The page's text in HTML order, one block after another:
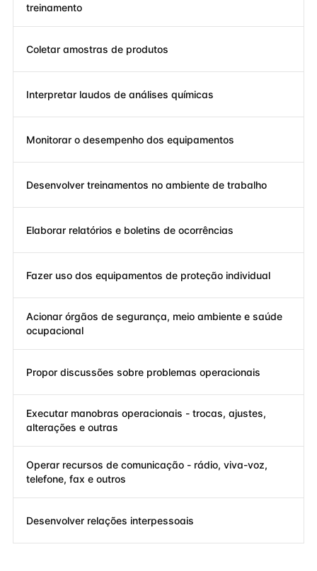
treinamento
Coletar amostras de produtos
Interpretar laudos de análises químicas
Monitorar o desempenho dos equipamentos
Desenvolver treinamentos no ambiente de trabalho
Elaborar relatórios e boletins de ocorrências
Fazer uso dos equipamentos de proteção individual
Acionar órgãos de segurança, meio ambiente e saúde
ocupacional
Propor discussões sobre problemas operacionais
Executar manobras operacionais - trocas, ajustes,
alterações e outras
Operar recursos de comunicação - rádio, viva-voz,
telefone, fax e outros
Desenvolver relações interpessoais